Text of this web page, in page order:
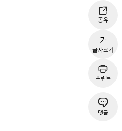
공유
가
글자크기
프린트
댓글